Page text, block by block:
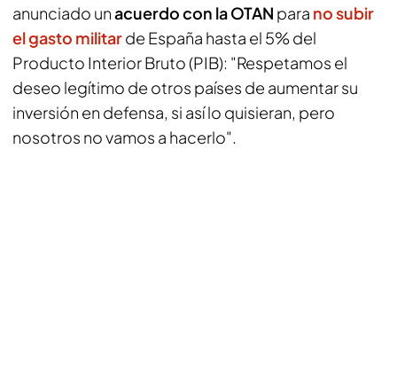
anunciado unacuerdo con la OTAN para no subir
el gasto militarde España hasta el 5% del
Producto Interior Bruto (PIB): "Respetamos el
deseo legítimo de otros países de aumentar su
inversión en defensa, si así lo quisieran, pero
nosotros no vamos a hacerlo".